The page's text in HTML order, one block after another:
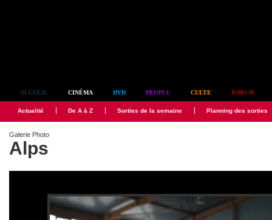
ACCUEIL CINÉMA DVD PEOPLE CULTE FORUM
Actualité De A à Z Sorties de la semaine Planning des sorties
Galerie Photo
Alps